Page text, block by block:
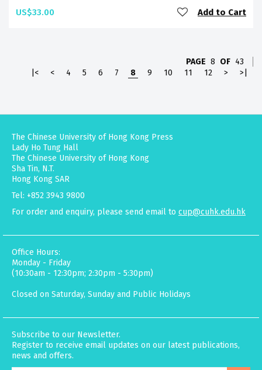
US$33.00 Add to Cart
PAGE 8 OF 43
|<
< 4 5 6 7 8 9 10 11 12 > >|
The Chinese University of Hong Kong Press
Lady Ho Tung Hall
The Chinese University of Hong Kong
Sha Tin, N.T.
Hong Kong SAR
Tel: +852 3943 9800
For order and enquiry, please send email to cup@cuhk.edu.hk
Office Hours:
Monday - Friday
(10:30am - 12:30pm; 2:30pm - 5:30pm)
Closed on Saturday, Sunday and Public Holidays
Subscribe to our Newsletter.
Register to receive email updates on our latest publications,
news and offers.